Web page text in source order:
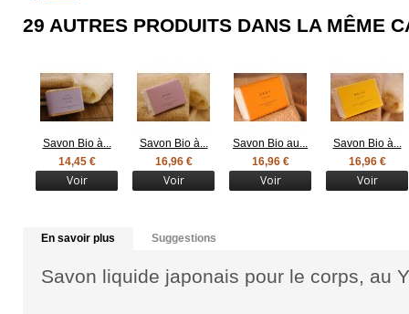
29 AUTRES PRODUITS DANS LA MÊME
Savon Bio à...
14,45 €
Voir
Savon Bio à...
16,96 €
Voir
Savon Bio au...
16,96 €
Voir
Savon Bio à...
16,96 €
Voir
En savoir plus Suggestions
Savon liquide japonais pour le corps, au